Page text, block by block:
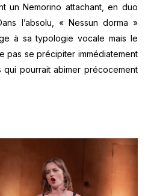
un Nemorino attachant, en duo
l’absolu, « Nessun dorma »
à sa typologie vocale mais le
pas se précipiter immédiatement
pourrait abimer précocement